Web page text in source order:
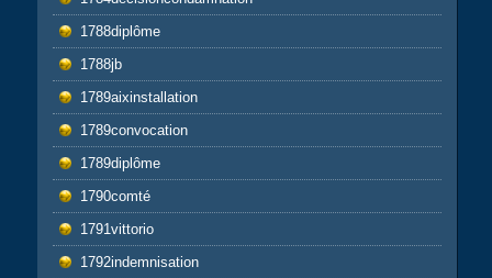
1788diplôme
1788jb
1789aixinstallation
1789convocation
1789diplôme
1790comté
1791vittorio
1792indemnisation